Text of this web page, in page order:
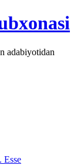
adabiyotidan
Esse